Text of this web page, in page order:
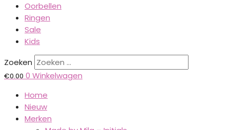
Oorbellen
Ringen
Sale
Kids
Zoeken
€0.00 0 Winkelwagen
Home
Nieuw
Merken